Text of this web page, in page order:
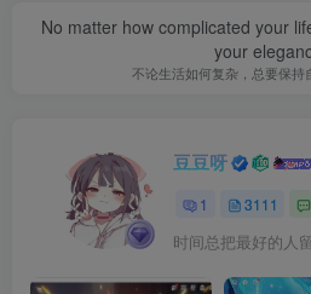
No matter how complicated your
your
不论生活如何复杂，总要保持
豆豆呀
1 3111
时间总把最好的人